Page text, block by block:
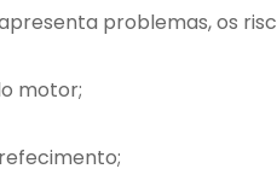
problemas, os
motor;